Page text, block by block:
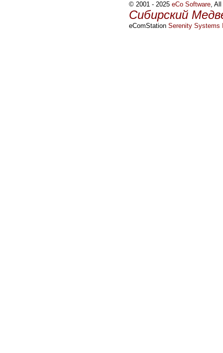
© 2001 - 2025 eCo Software, All
Сибирский
eComStation Serenity Systems